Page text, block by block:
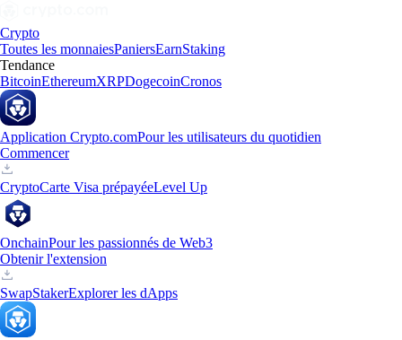
Crypto
Toutes les monnaiesPaniersEarnStaking
Tendance
BitcoinEthereumXRPDogecoinCronos
Application Crypto.comPour les utilisateurs du quotidien
Commencer
CryptoCarte Visa prépayéeLevel Up
OnchainPour les passionnés de Web3
Obtenir l'extension
SwapStakerExplorer les dApps